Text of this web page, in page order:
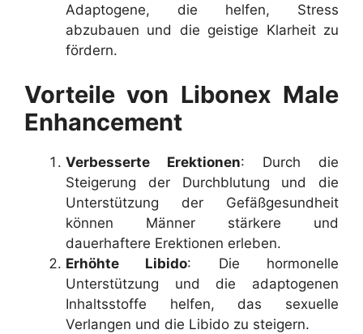
Adaptogene, die helfen, Stress
abzubauen und die geistige Klarheit zu
fördern.
Vorteile von Libonex Male
Enhancement
Verbesserte Erektionen: Durch die
Steigerung der Durchblutung und die
Unterstützung der Gefäßgesundheit
können Männer stärkere und
dauerhaftere Erektionen erleben.
Erhöhte Libido: Die hormonelle
Unterstützung und die adaptogenen
Inhaltsstoffe helfen, das sexuelle
Verlangen und die Libido zu steigern.